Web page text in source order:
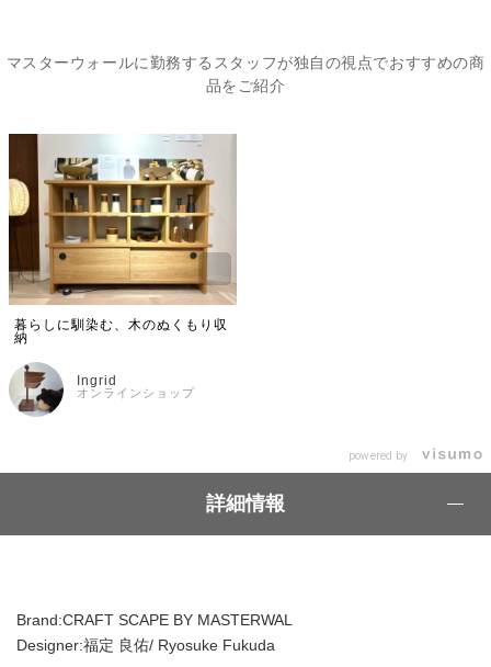
マスターウォールに勤務するスタッフが独自の視点でおすすめの商
品をご紹介
暮らしに馴染む、木のぬくもり収
納
オンラインショップ
Ingrid
powered by
詳細情報
Brand:CRAFT SCAPE BY MASTERWAL
Designer:福定 良佑/ Ryosuke Fukuda